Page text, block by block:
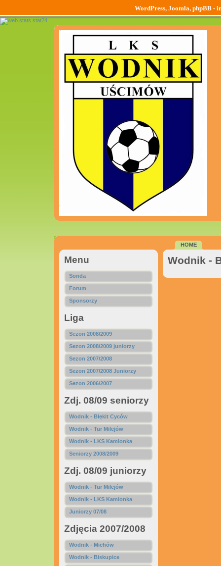
WordPress, Joomla, phpBB -
Menu
Sonda
Forum
Sponsorzy
Liga
Sezon 2008/2009
Sezon 2008/2009 juniorzy
Sezon 2007/2008
Sezon 2007/2008 Juniorzy
Sezon 2006/2007
Zdj. 08/09 seniorzy
Wodnik - Błękit Cyców
Wodnik - Tur Milejów
Wodnik - LKS Kamionka
Seniorzy 2008/2009
Zdj. 08/09 juniorzy
Wodnik - Tur Milejów
Wodnik - LKS Kamionka
Juniorzy 07/08
Zdjęcia 2007/2008
Wodnik - Michów
Wodnik - Biskupice
HOME
Wodnik -